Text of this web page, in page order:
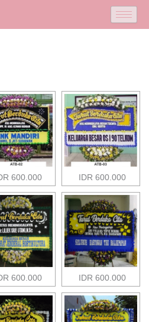
600.000 IDR 600.000
600.000 IDR 600.000